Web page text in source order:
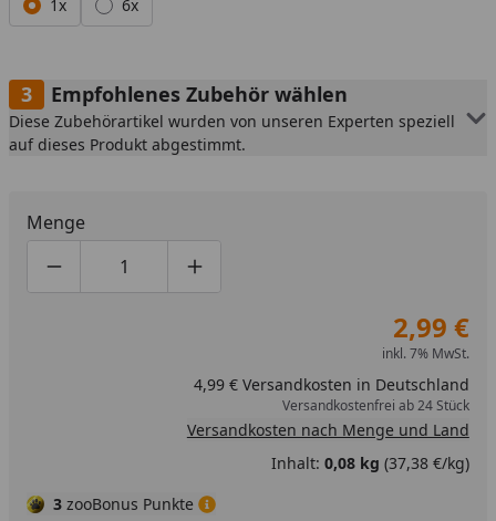
1x 6x
Empfohlenes Zubehör wählen
Diese Zubehörartikel wurden von unseren Experten speziell
auf dieses Produkt abgestimmt.
Menge
Produktmenge um eins verringern
Produktmenge manuell eingeben
Produktmenge um eins erhöhen
2,99 €
inkl. 7% MwSt.
4,99 € Versandkosten in Deutschland
Versandkostenfrei ab 24 Stück
Versandkosten nach Menge und Land
Inhalt: 0,08 kg (37,38 €/kg)
3 zooBonus Punkte